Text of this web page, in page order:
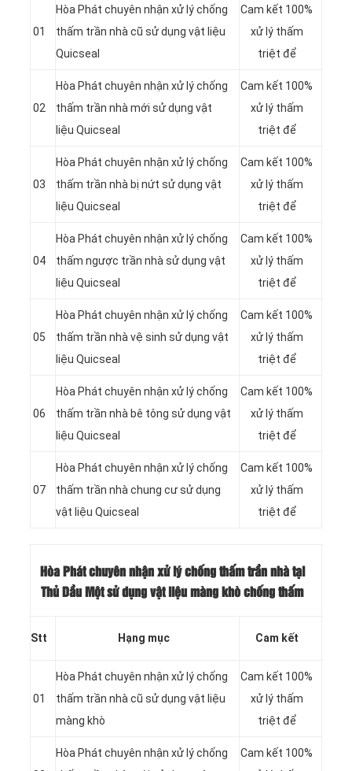
01
Hòa Phát chuyên nhận xử lý chống
thấm trần nhà cũ sử dụng vật liệu
Quicseal
Cam kết 100%
xử lý thấm
triệt để
02
Hòa Phát chuyên nhận xử lý chống
thấm trần nhà mới sử dụng vật
liệu Quicseal
Cam kết 100%
xử lý thấm
triệt để
03
Hòa Phát chuyên nhận xử lý chống
thấm trần nhà bị nứt sử dụng vật
liệu Quicseal
Cam kết 100%
xử lý thấm
triệt để
04
Hòa Phát chuyên nhận xử lý chống
thấm ngược trần nhà sử dụng vật
liệu Quicseal
Cam kết 100%
xử lý thấm
triệt để
05
Hòa Phát chuyên nhận xử lý chống
thấm trần nhà vệ sinh sử dụng vật
liệu Quicseal
Cam kết 100%
xử lý thấm
triệt để
06
Hòa Phát chuyên nhận xử lý chống
thấm trần nhà bê tông sử dụng vật
liệu Quicseal
Cam kết 100%
xử lý thấm
triệt để
07
Hòa Phát chuyên nhận xử lý chống
thấm trần nhà chung cư sử dụng
vật liệu Quicseal
Cam kết 100%
xử lý thấm
triệt để
Hòa Phát chuyên nhận xử lý chống thấm trần nhà tại
Thủ Dầu Một sử dụng vật liệu màng khò chống thấm
Stt Hạng mục Cam kết
01
Hòa Phát chuyên nhận xử lý chống
thấm trần nhà cũ sử dụng vật liệu
màng khò
Cam kết 100%
xử lý thấm
triệt để
Hòa Phát chuyên nhận xử lý chống
Cam kết 100%